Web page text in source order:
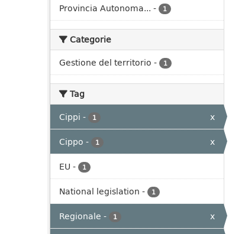
Provincia Autonoma... - 1
Categorie
Gestione del territorio - 1
Tag
Cippi - 1
x
Cippo - 1
x
EU - 1
National legislation - 1
Regionale - 1
x